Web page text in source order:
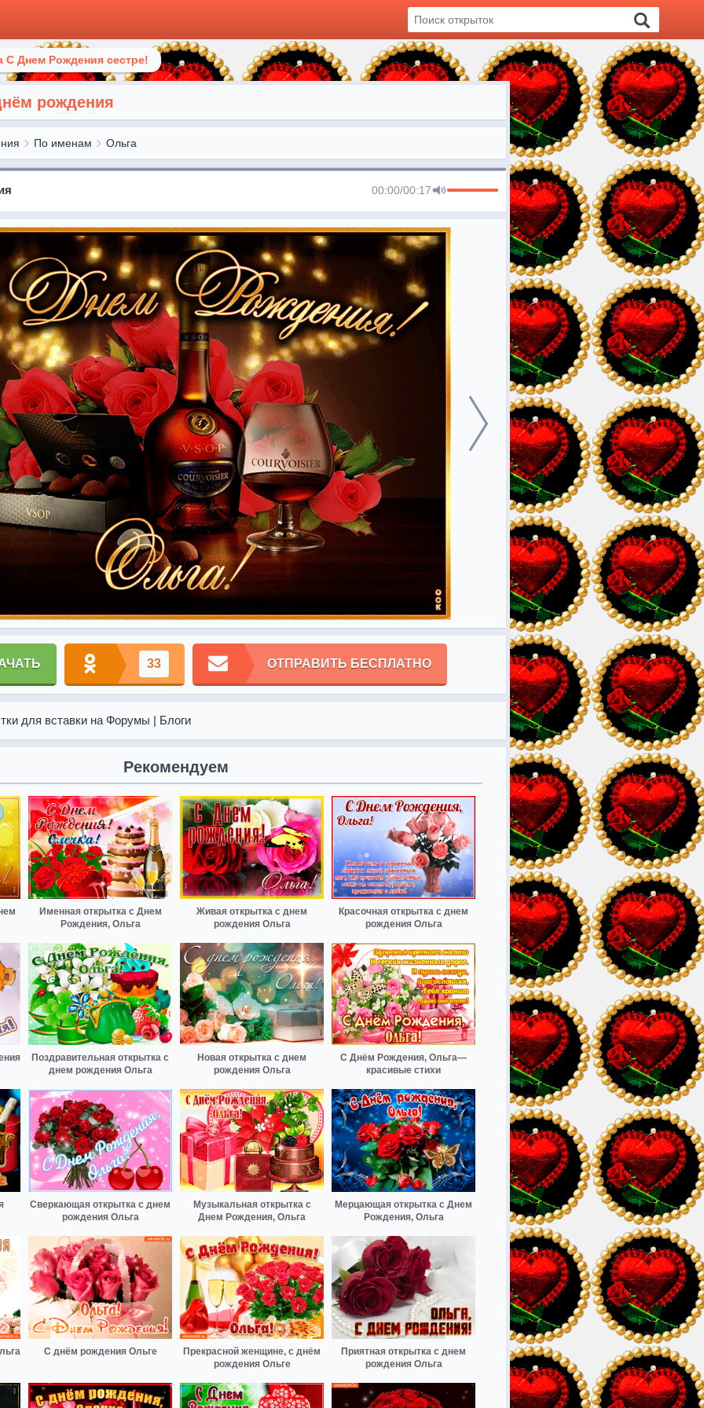
С Днем Рождения сестре!
рождения
По именам Ольга
00:00/00:17
33 ОТПРАВИТЬ БЕСПЛАТНО
для вставки на Форумы | Блоги
Рекомендуем
Именная открытка с Днем
Рождения, Ольга
Живая открытка с днем
рождения Ольга
Красочная открытка с днем
рождения Ольга
Поздравительная открытка с
днем рождения Ольга
Новая открытка с днем
рождения Ольга
С Днём Рождения, Ольга—
красивые стихи
Сверкающая открытка с днем
рождения Ольга
Музыкальная открытка с
Днем Рождения, Ольга
Мерцающая открытка с Днем
Рождения, Ольга
С днём рождения Ольге
Прекрасной женщине, с днём
рождения Ольге
Приятная открытка с днем
рождения Ольга